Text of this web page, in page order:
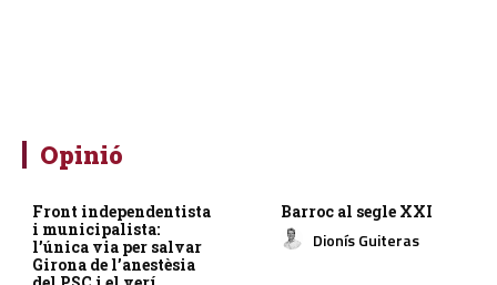
Opinió
Front independentista
i municipalista:
l’única via per salvar
Girona de l’anestèsia
Barroc al segle XXI
Dionís Guiteras